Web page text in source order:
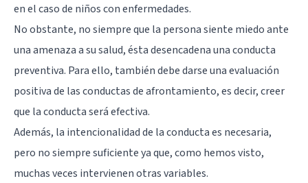
en el caso de niños con enfermedades.
No obstante, no siempre que la persona siente miedo ante
una amenaza a su salud, ésta desencadena una conducta
preventiva. Para ello, también debe darse una evaluación
positiva de las conductas de afrontamiento, es decir, creer
que la conducta será efectiva.
Además, la intencionalidad de la conducta es necesaria,
pero no siempre suficiente ya que, como hemos visto,
muchas veces intervienen otras variables.